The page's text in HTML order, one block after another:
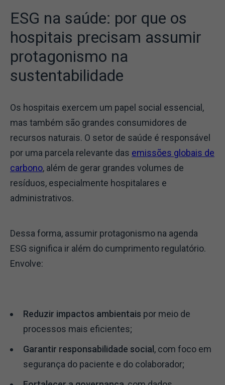
ESG na saúde: por que os
hospitais precisam assumir
protagonismo na
sustentabilidade
Os hospitais exercem um papel social essencial,
mas também são grandes consumidores de
recursos naturais. O setor de saúde é responsável
por uma parcela relevante das emissões globais de
carbono, além de gerar grandes volumes de
resíduos, especialmente hospitalares e
administrativos.
Dessa forma, assumir protagonismo na agenda
ESG significa ir além do cumprimento regulatório.
Envolve:
Reduzir impactos ambientais por meio de
processos mais eficientes;
Garantir responsabilidade social, com foco em
segurança do paciente e do colaborador;